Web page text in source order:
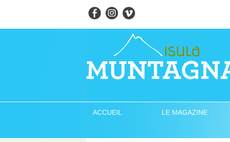
ACCUEIL LE MAGAZINE